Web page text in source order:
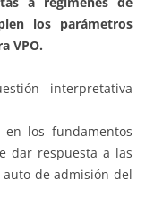
los parámetros
VPO.
interpretativa
en los fundamentos
dar respuesta a las
de admisión del